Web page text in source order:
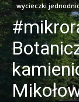
wycieczki